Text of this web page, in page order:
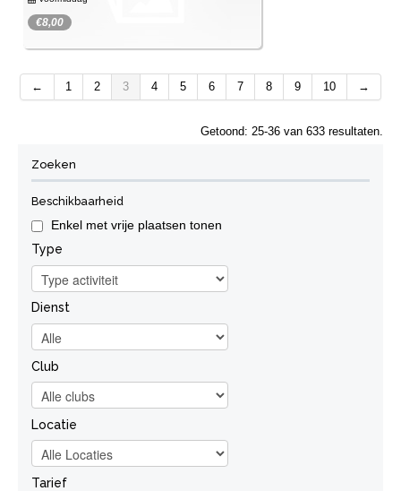
€8,00
over.
Inschrijven
← 1 2 3 4 5 6 7 8 9 10 →
Getoond: 25-36 van 633 resultaten.
Zoeken
Beschikbaarheid
Enkel met vrije plaatsen tonen
Type
Dienst
Club
Locatie
Tarief